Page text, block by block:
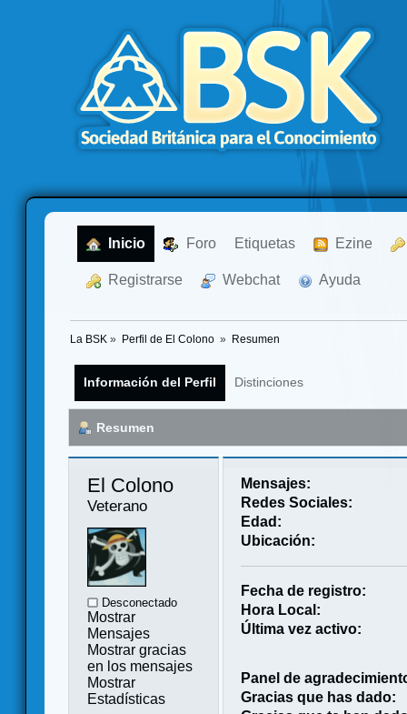
Inicio Foro Etiquetas Ezine
Registrarse Webchat Ayuda
La BSK » Perfil de El Colono » Resumen
Información del Perfil Distinciones
Resumen
El Colono
Veterano
Desconectado
Mostrar
Mensajes
Mostrar gracias
en los mensajes
Mostrar
Estadísticas
Mensajes:
Redes Sociales:
Edad:
Ubicación:
Fecha de registro:
Hora Local:
Última vez activo:
Panel de
Gracias que has dado: